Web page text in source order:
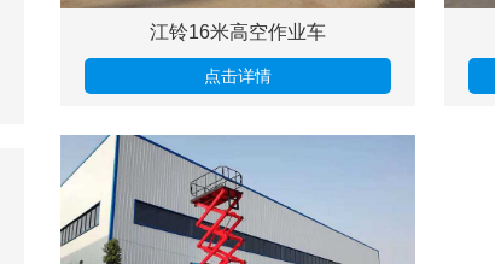
江铃16米高空作业车
点击详情